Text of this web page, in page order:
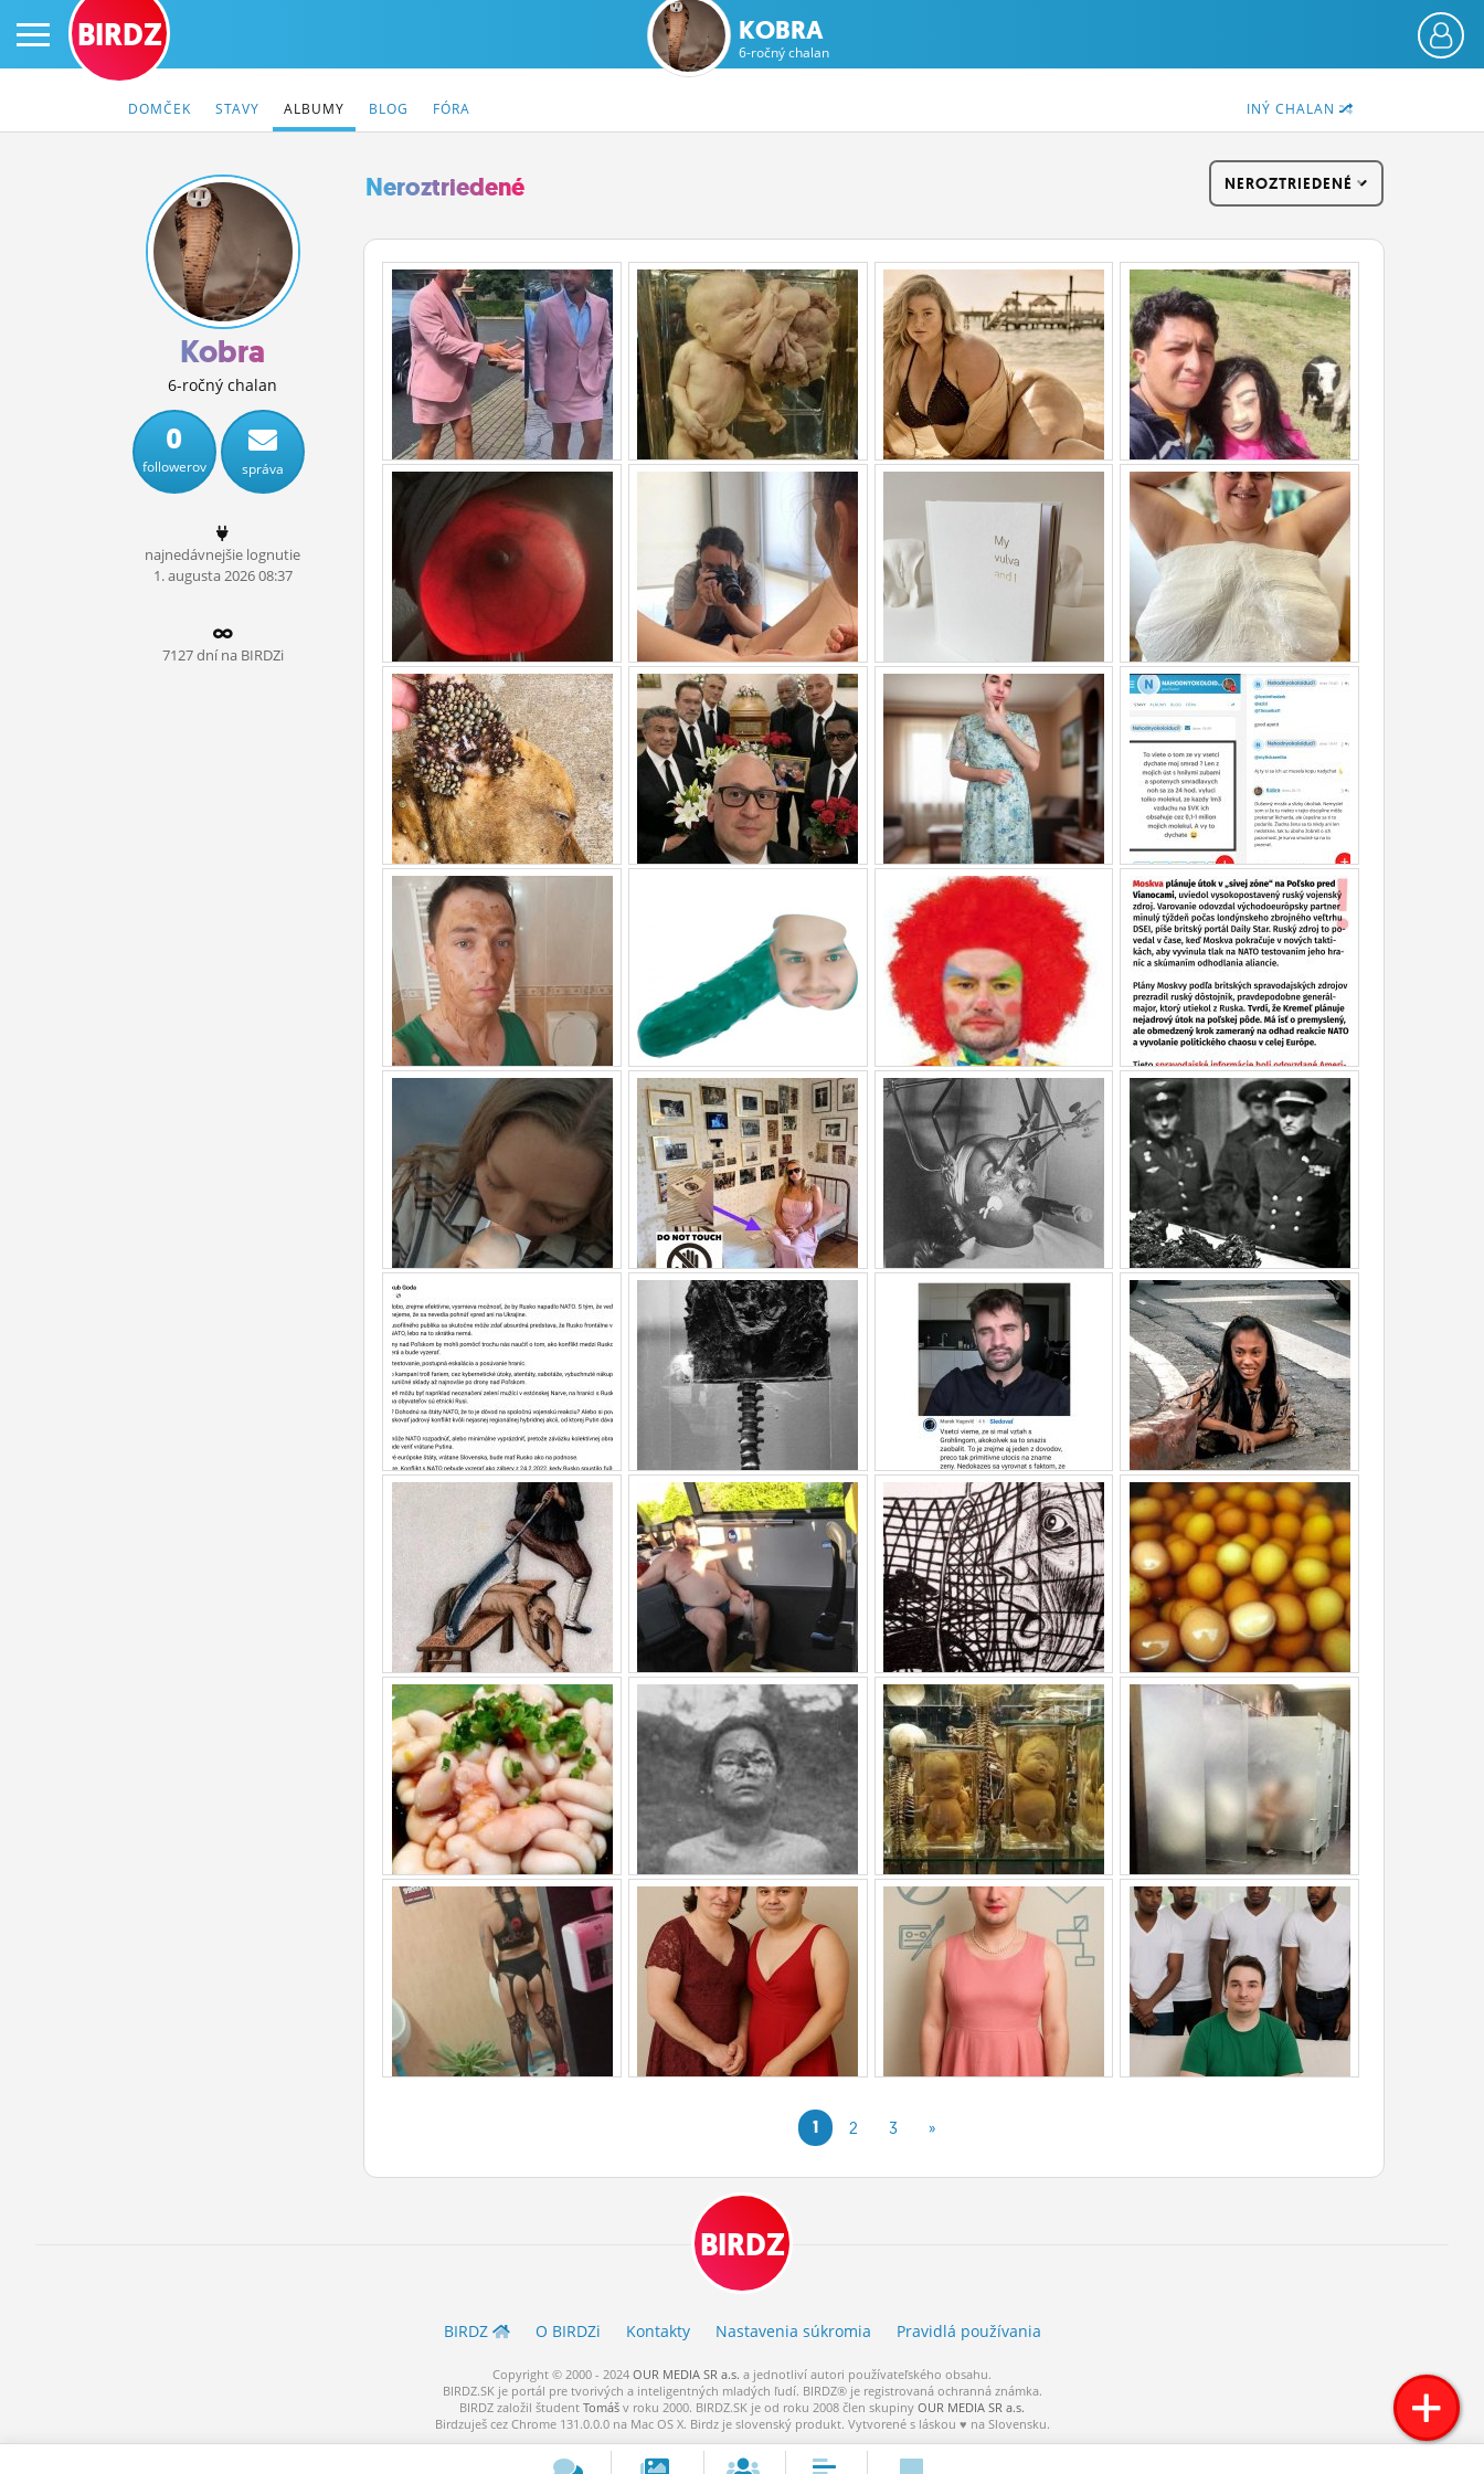
PRIHLÁS SA
ČINŽIAK
STATUSY
BLOGY
OBRÁZKY
MÔJ PROFIL
ROLETA
BIRDZ KOBRA
6-ročný chalan
INÝ CHALAN
DOMČEK STAVY ALBUMY BLOG FÓRA
Kobra
6-ročný chalan
0
followerov správa
najnedávnejšie lognutie
1.augusta2026 08:37
7127 dní na BIRDZi
Neroztriedené NEROZTRIEDENÉ
1 2 3 »
BIRDZ
BIRDZ O BIRDZi Kontakty Nastavenia súkromia Pravidlá používania
Copyright © 2000 - 2024 OUR MEDIA SR a.s. a jednotliví autori používateľského obsahu.
BIRDZ.SK je portál pre tvorivých a inteligentných mladých ľudí. BIRDZ® je registrovaná ochranná známka.
BIRDZ založil študent Tomáš v roku 2000. BIRDZ.SK je od roku 2008 člen skupiny OUR MEDIA SR a.s.
Birdzuješ cez Chrome 131.0.0.0 na Mac OS X. Birdz je slovenský produkt. Vytvorené s láskou ♥ na Slovensku.